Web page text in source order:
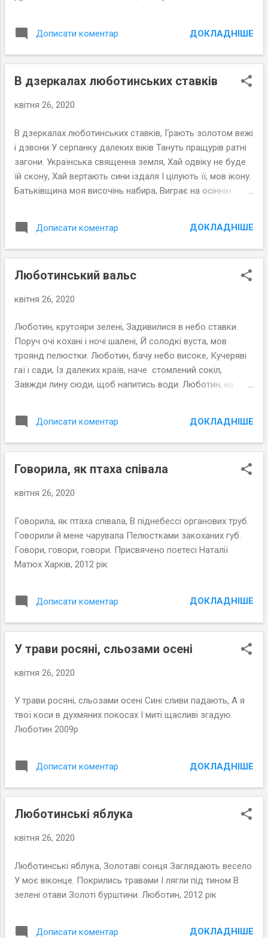
Дописати коментар ДОКЛАДНІШЕ
В дзеркалах люботинських ставків
квітня 26, 2020
В дзеркалах люботинських ставків, Грають золотом вежі
і дзвони У серпанку далеких віків Тануть пращурів ратні
загони. Українська священна земля, Хай одвіку не буде
їй скону, Хай вертають сини іздаля І цілують її, мов ікону.
Батьківщина моя височінь набира, Виграє на осіннім
Спасових дзвонів. Люботин,2011 рік
Дописати коментар ДОКЛАДНІШЕ
Люботинський вальс
квітня 26, 2020
Люботин, крутояри зелені, Задивилися в небо ставки.
Поруч очі кохані і ночі шалені, Й солодкі вуста, мов
троянд пелюстки. Люботин, бачу небо високе, Кучеряві
гаї і сади, Із далеких країв, наче стомлений сокіл,
Завжди лину сюди, щоб напитись води. Люботин, на
прозорих криниць пьє коріння глибоке Люботин, там де
любая ти. Люботин, 2010 рік
Дописати коментар ДОКЛАДНІШЕ
Говорила, як птаха співала
квітня 26, 2020
Говорила, як птаха співала, В піднебессі органових труб.
Говорили й мене чарувала Пелюстками закоханих губ.
Говори, говори, говори. Присвячено поетесі Наталії
Матюх Харків, 2012 рік
Дописати коментар ДОКЛАДНІШЕ
У трави росяні, сльозами осені
квітня 26, 2020
У трави росяні, сльозами осені Сині сливи падають, А я
твої коси в духмяних покосах І миті щасливі згадую.
Люботин 2009р
Дописати коментар ДОКЛАДНІШЕ
Люботинські яблука
квітня 26, 2020
Люботинські яблука, Золотаві сонця Заглядають весело
У моє віконце. Покрились травами І лягли під тином В
зелені отави Золоті бурштини. Люботин, 2012 рік
Дописати коментар ДОКЛАДНІШЕ